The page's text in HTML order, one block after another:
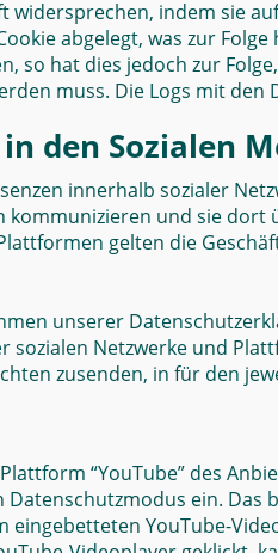
widersprechen, indem sie
abgelegt, was zur
so hat dies jedoch zur
muss. Die Logs mit
den Sozialen
innerhalb sozialer
kommunizieren und sie
gelten die
unserer
sozialen Netzwerke und
zusenden, in für den
“YouTube” des
Datenschutzmodus ein.
eingebetteten YouTube-